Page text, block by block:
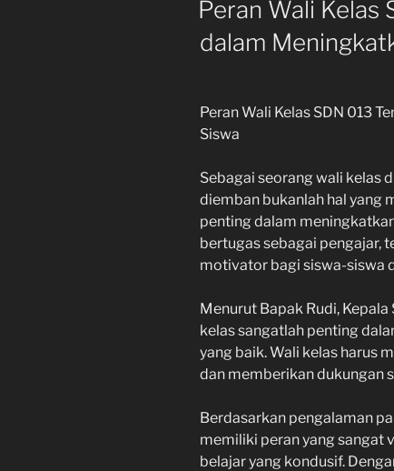
Peran Wali Kelas
dalam
Peran Wali Kelas SDN 013
Siswa
Sebagai seorang wali kelas
diemban bukanlah hal yang
penting dalam
bertugas sebagai pengajar,
motivator bagi siswa-siswa
Menurut Bapak Rudi, Kepala
kelas sangatlah penting
yang baik. Wali kelas harus
dan memberikan dukungan
Berdasarkan pengalaman
memiliki peran yang sangat
belajar yang kondusif.